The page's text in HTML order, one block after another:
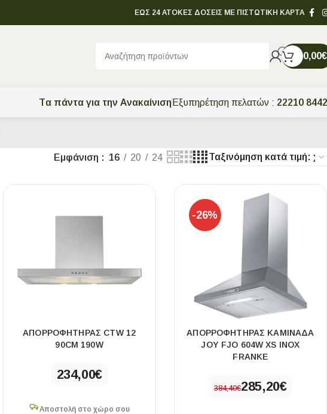
ΕΩΣ 24 ΑΤΟΚΕΣ ΔΟΣΕΙΣ ΜΕ ΠΙΣΤΩΤΙΚΗ ΚΑΡΤΑ
0,00€
Tα πάντα για την Ανακαίνιση Εξυπηρέτηση πελατών : 22210
Εμφάνιση 16 20 24
ΑΠΟΡΡΟΦΗΤΉΡΑΣ CTW 12
90CM 190W
234,00€
Αποστολή στο χώρο σου
-26%
ΑΠΟΡΡΟΦΗΤΗΡΑΣ ΚΑΜΙΝΑΔΑ
JOY FJO 604W XS INOX
FRANKE
384,40€285,20€